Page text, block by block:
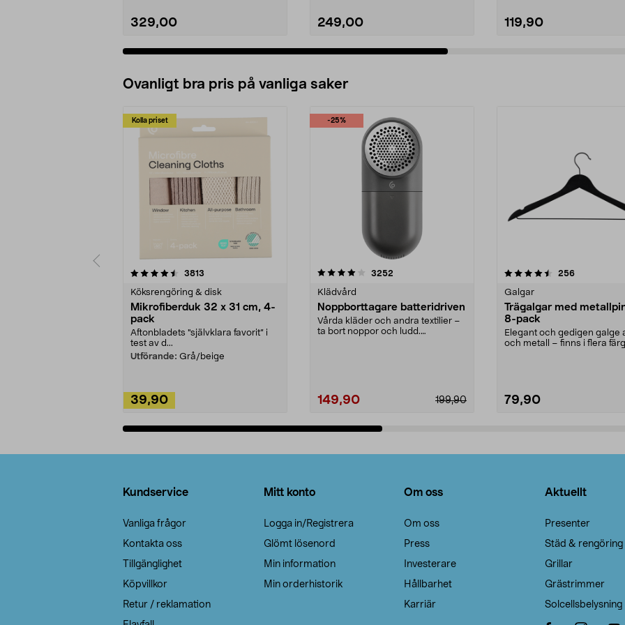
329,00 249,00 119,90
Ovanligt bra pris på vanliga saker
Kolla priset
3813
Köksrengöring & disk
Mikrofiberduk 32 x 31 cm, 4-
pack
Aftonbladets "självklara favorit” i
test av d...
Utförande: Grå/beige
39,90
-25%
4.0av 5 stjärnor 3252
Klädvård
Noppborttagare batteridriven
Vårda kläder och andra textilier –
ta bort noppor och ludd.
199,90
149,90
4.5av 5 stjärnor 256recensioner
Galgar
Trägalgar med
8-pack
Elegant och gedigen galge
och metall – finns i flera
79,90
4.0av 5 stjärnor
Kundservice
Vanliga frågor
Kontakta oss
Tillgänglighet
Köpvillkor
Retur / reklamation
Mitt konto
Logga in/Registrera
Glömt lösenord
Min information
Min orderhistorik
Om oss
Om oss
Press
Investerare
Hållbarhet
Karriär
Aktuellt
Presenter
Städ & rengöring
Grillar
Grästrimmer
Solcellsbelysning